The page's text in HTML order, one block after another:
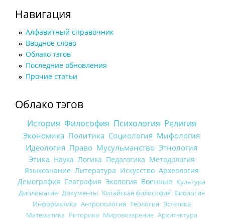
Навигация
Алфавитный справочник
Вводное слово
Облако тэгов
Последние обновления
Прочие статьи
Облако тэгов
История Философия Психология Религия
Экономика Политика Социология Мифология
Идеология Право Мусульманство Этнология
Этика Наука Логика Педагогика Методология
Языкознание Литература Искусство Археология
Демография География Экология Военные Культура
Дипломатия Документы Китайская философия Биология
Информатика Антропология Теология Эстетика
Математика Риторика Мировоззрение Архитектура